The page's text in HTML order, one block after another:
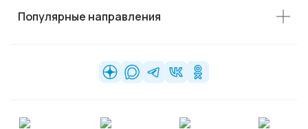
Популярные направления